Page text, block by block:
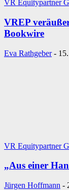
VR Equitypartner
VREP
Bookwire
Eva Rathgeber -
VR Equitypartner
„Aus einer
Jürgen Hoffmann -